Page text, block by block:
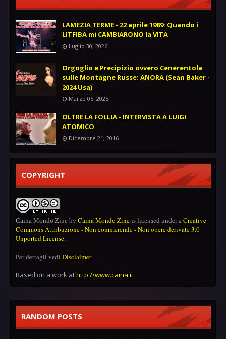
LAMEZIA TERME - 22 aprile 1989: Quando i
LITFIBA mi CAMBIARONO la VITA
Luglio 30, 2026
Orgoglio e Precipizio ovvero Cenerentola
sulle Montagne Russe: ANORA (Sean Baker -
2024 Usa)
Marzo 05, 2025
OLTRE LA FOLLIA - INTERVISTA A LUIGI
ATOMICO
Dicembre 21, 2016
COPYRIGHT
Caina Mondo Zine by Caina Mondo Zine is licensed under a Creative
Commons Attribuzione - Non commerciale - Non opere derivate 3.0
Unported License.
Per dettagli vedi Disclaimer
Based on a work athttp://www.caina.it.
RANDOM POSTS